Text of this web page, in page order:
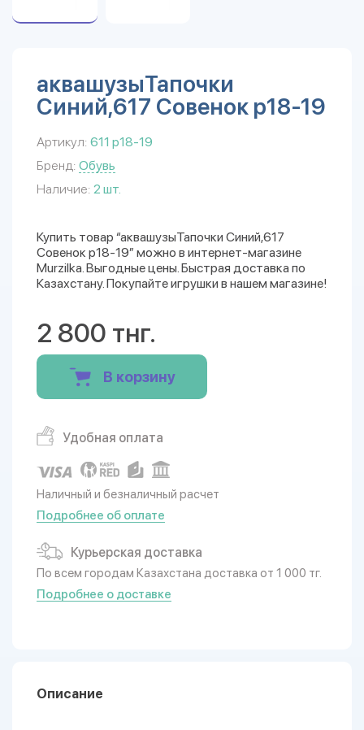
аквашузыТапочки
Синий,617 Совенок р18-19
Артикул: 611 р18-19
Бренд: Обувь
Наличие: 2 шт.
Купить товар “аквашузыТапочки Синий,617
Совенок р18-19” можно в интернет-магазине
Murzilka. Выгодные цены. Быстрая доставка по
Казахстану. Покупайте игрушки в нашем магазине!
2 800 тнг.
В корзину
Удобная оплата
Наличный и безналичный расчет
Подробнее об оплате
Курьерская доставка
По всем городам Казахстана доставка от 1 000 тг.
Подробнее о доставке
Описание